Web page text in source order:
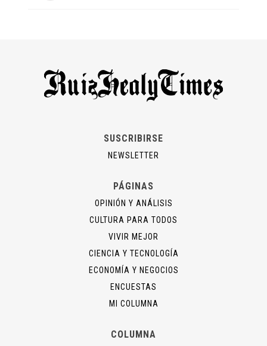
SUSCRIBIRSE
NEWSLETTER
PÁGINAS
OPINIÓN Y ANÁLISIS
CULTURA PARA TODOS
VIVIR MEJOR
CIENCIA Y TECNOLOGÍA
ECONOMÍA Y NEGOCIOS
ENCUESTAS
MI COLUMNA
COLUMNA